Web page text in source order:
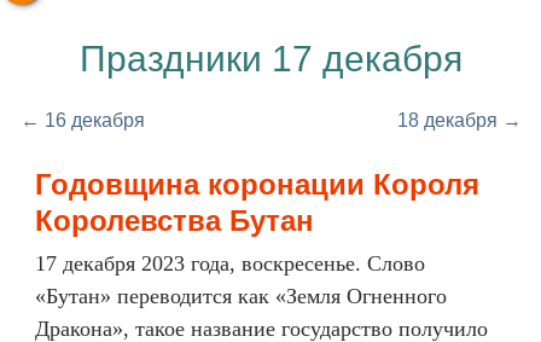
Праздники 17 декабря
← 16 декабря 18 декабря →
Годовщина коронации Короля
Королевства Бутан
17 декабря 2023 года, воскресенье. Слово
«Бутан» переводится как «Земля Огненного
Дракона», такое название государство получило